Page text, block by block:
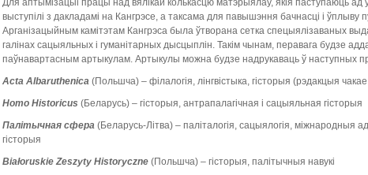
Для аптымізацыі працы над вялікай колькасцю матэрыялаў, якія паступаюць ад
выступілі з дакладамі на Кангрэсе, а таксама для павышэння бачнасці і ўплыву
Арганізацыйным камітэтам Кангрэса была ўтворана сетка спецыялізаваных
галінах сацыяльных і гуманітарных дысцыплін. Такім чынам, перавага будзе
паўнавартасным артыкулам. Артыкулы можна будзе надрукаваць ў наступных
Acta Albaruthenica (Польшча) – філалогія, лінгвістыка, гісторыя (рэдакцыя
Homo Historicus (Беларусь) – гісторыя, антрапалагічная і сацыяльная гісторыя
Палітычная сфера (Беларусь-Літва) – паліталогія, сацыялогія, міжнародныя
гісторыя
Białoruskie Zeszyty Historyczne (Польшча) – гісторыя, палітычныя навукі